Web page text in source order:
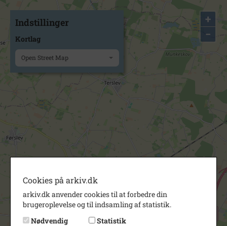
+
−
Indstillinger
Kortlag
Open Street Map
Cookies på arkiv.dk
arkiv.dk anvender cookies til at forbedre din
brugeroplevelse og til indsamling af statistik.
Nødvendig
Statistik